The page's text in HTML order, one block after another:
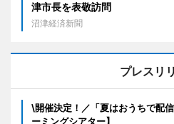
津市長を表敬訪問
沼津経済新聞
プレスリ
\開催決定！／「夏はおうちで配
ーミングシアター】